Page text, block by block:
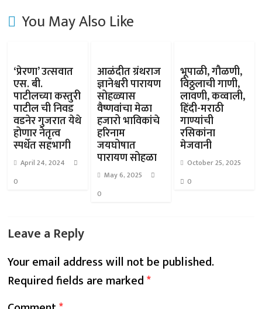
You May Also Like
‘प्रेरणा’ उत्सवात
एस. बी.
पाटीलच्या कस्तुरी
पाटील ची निवड
वडनेर गुजरात येथे
होणार नेतृत्व
स्पर्धेत सहभागी
April 24, 2024
0
आळंदीत ग्रंथराज
ज्ञानेश्वरी पारायण
सोहळ्यास
वैष्णवांचा मेळा
हजारो भाविकांचे
हरिनाम
जयघोषात
पारायण सोहळा
May 6, 2025
0
भूपाळी, गौळणी,
विठ्ठलाची गाणी,
लावणी, कव्वाली,
हिंदी-मराठी
गाण्यांची
रसिकांना
मेजवानी
October 25, 2025
0
Leave a Reply
Your email address will not be published.
Required fields are marked*